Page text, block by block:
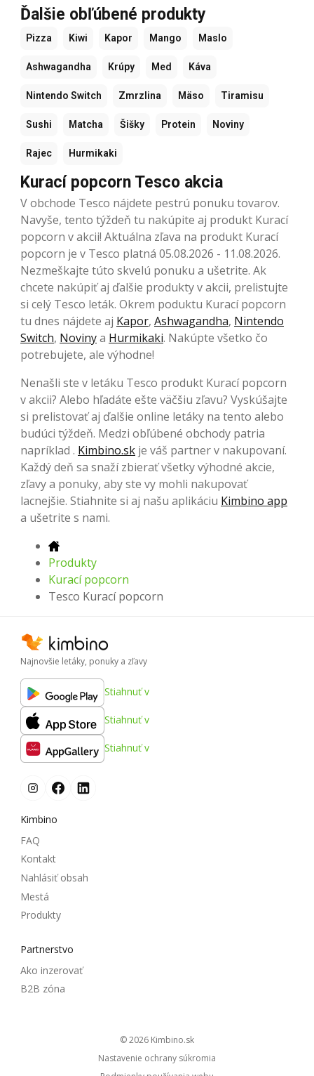
Ďalšie obľúbené produkty
Pizza Kiwi Kapor Mango Maslo
Ashwagandha Krúpy Med Káva
Nintendo Switch Zmrzlina Mäso Tiramisu
Sushi Matcha Šišky Protein Noviny
Rajec Hurmikaki
Kurací popcorn Tesco akcia
V obchode Tesco nájdete pestrú ponuku tovarov.
Navyše, tento týždeň tu nakúpite aj produkt Kurací
popcorn v akcii! Aktuálna zľava na produkt Kurací
popcorn je v Tesco platná 05.08.2026 - 11.08.2026.
Nezmeškajte túto skvelú ponuku a ušetrite. Ak
chcete nakúpiť aj ďalšie produkty v akcii, prelistujte
si celý Tesco leták. Okrem poduktu Kurací popcorn
tu dnes nájdete aj Kapor, Ashwagandha, Nintendo
Switch, Novinya Hurmikaki. Nakúpte všetko čo
potrebujete, ale výhodne!
Nenašli ste v letáku Tesco produkt Kurací popcorn
v akcii? Alebo hľadáte ešte väčšiu zľavu? Vyskúšajte
si prelistovať aj ďalšie online letáky na tento alebo
budúci týždeň. Medzi obľúbené obchody patria
napríklad . Kimbino.sk je váš partner v nakupovaní.
Každý deň sa snaží zbierať všetky výhodné akcie,
zľavy a ponuky, aby ste vy mohli nakupovať
lacnejšie. Stiahnite si aj našu aplikáciu Kimbino app
a ušetrite s nami.
Produkty
Kurací popcorn
Tesco Kurací popcorn
Najnovšie letáky, ponuky a zľavy
Stiahnuť v
Stiahnuť v
Stiahnuť v
Kimbino
FAQ
Kontakt
Nahlásiť obsah
Mestá
Produkty
Partnerstvo
Ako inzerovať
B2B zóna
© 2026
kimbino.sk
Nastavenie ochrany súkromia